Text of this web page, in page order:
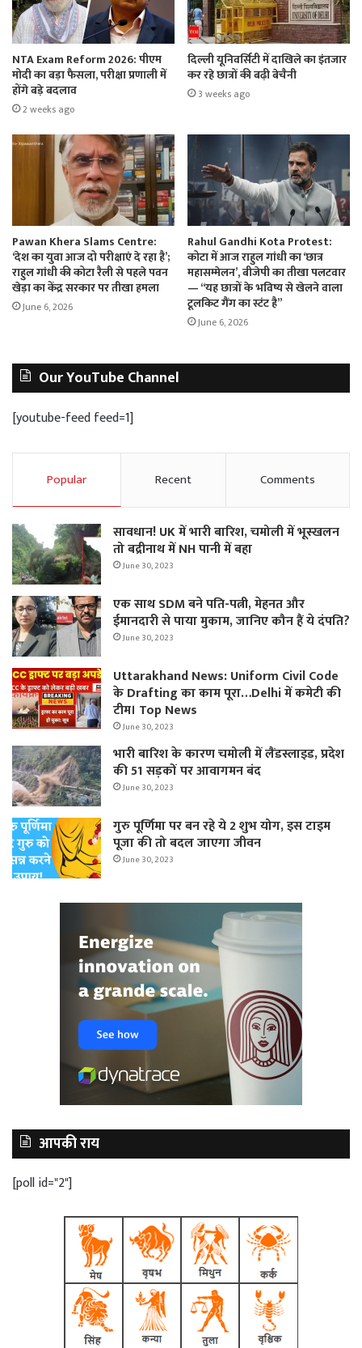
NTA Exam Reform 2026: पीएम
मोदी का बड़ा फैसला, परीक्षा प्रणाली में
होंगे बड़े बदलाव
2 weeks ago
दिल्ली यूनिवर्सिटी में दाखिले का इंतजार
कर रहे छात्रों की बढ़ी बेचैनी
3 weeks ago
Pawan Khera Slams Centre:
‘देश का युवा आज दो परीक्षाएं दे रहा है’;
राहुल गांधी की कोटा रैली से पहले पवन
खेड़ा का केंद्र सरकार पर तीखा हमला
June 6, 2026
Rahul Gandhi Kota Protest:
कोटा में आज राहुल गांधी का ‘छात्र
महासम्मेलन’, बीजेपी का तीखा पलटवार
— “यह छात्रों के भविष्य से खेलने वाला
टूलकिट गैंग का स्टंट है”
June 6, 2026
Our YouTube Channel
[youtube-feed feed=1]
Popular Recent Comments
सावधान! UK में भारी बारिश, चमोली में भूस्‍खलन
तो बद्रीनाथ में NH पानी में बहा
June 30, 2023
एक साथ SDM बने पति-पत्नी, मेहनत और
ईमानदारी से पाया मुकाम, जानिए कौन हैं ये दंपति?
June 30, 2023
Uttarakhand News: Uniform Civil Code
के Drafting का काम पूरा…Delhi में कमेटी की
टीम। Top News
June 30, 2023
भारी बारिश के कारण चमोली में लैंडस्लाइड, प्रदेश
की 51 सड़कों पर आवागमन बंद
June 30, 2023
गुरु पूर्णिमा पर बन रहे ये 2 शुभ योग, इस टाइम
पूजा की तो बदल जाएगा जीवन
June 30, 2023
आपकी राय
[poll id="2"]